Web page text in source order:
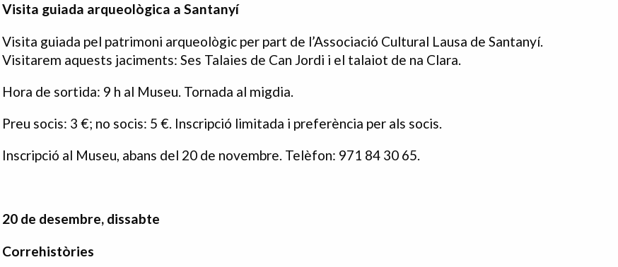
Visita guiada arqueològica a Santanyí
Visita guiada pel patrimoni arqueològic per part de l’Associació Cultural Lausa de Santanyí.
Visitarem aquests jaciments: Ses Talaies de Can Jordi i el talaiot de na Clara.
Hora de sortida: 9 h al Museu. Tornada al migdia.
Preu socis: 3 €; no socis: 5 €. Inscripció limitada i preferència per als socis.
Inscripció al Museu, abans del 20 de novembre. Telèfon: 971 84 30 65.
20 de desembre, dissabte
Correhistòries